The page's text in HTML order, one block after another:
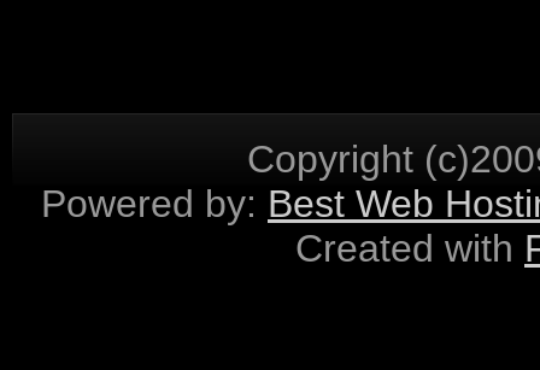
Copyright
Powered by: Best Web
Created with